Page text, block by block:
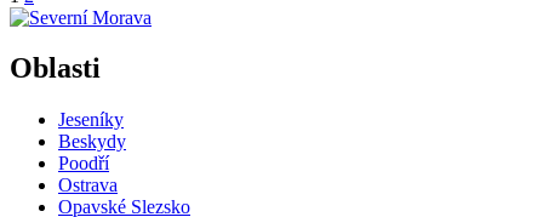
příspěvků
Oblasti
Jeseníky
Beskydy
Poodří
Ostrava
Opavské Slezsko